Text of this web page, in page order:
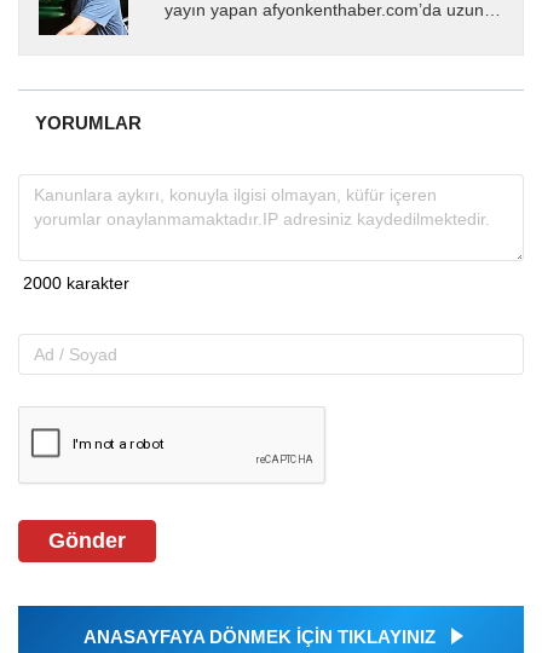
yayın yapan afyonkenthaber.com’da uzun
almakta, haber akışı...
YORUMLAR
Gönder
ANASAYFAYA DÖNMEK İÇİN TIKLAYINIZ